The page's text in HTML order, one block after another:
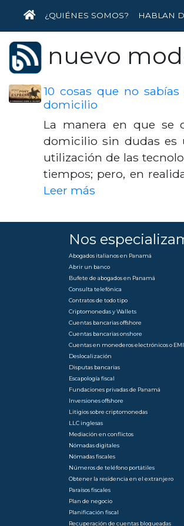
INICIO
¿QUIÉNES SOMOS? HABLAN
nuevo
10 cosas que no
domicilio
La manera en que se
domicilio sin dudas es
utilización de las
tiempos; pero, en
Leer más
Nos
Abogados italianos en Panamá
Abrir un banco
Bufete de abogados en Panamá
Consulta telefónica
Contratos de todo tipo
Criptomonedas y Wallets
Cuentas bancarias offshore
Cuentas bancarias onshore
Cuentas en monederos electrónicos o EMI
Deslocalización
Disputas bancarias
Escapología fiscal
Fundaciones privadas de Panamá
Inversiones offshore
Litigios sobre criptomonedas
LLC inglesas
Mediación en conflictos
Nómadas digitales
Nómadas fiscales
Números de teléfono portátiles
Obtener la residencia en el extranjero
Paraísos fiscales
Plan de negocio
Planificación fiscal
Recuperación de cuentas bloqueadas